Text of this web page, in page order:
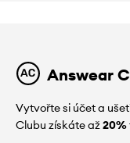
Answear
Vytvořte si účet a
Clubu získáte až20%